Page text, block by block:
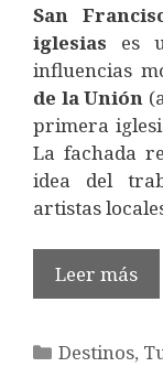
San
iglesias es
influencias
de la Unión
primera
La fachada
idea del
artistas
Leer más
Categorías
Destinos,